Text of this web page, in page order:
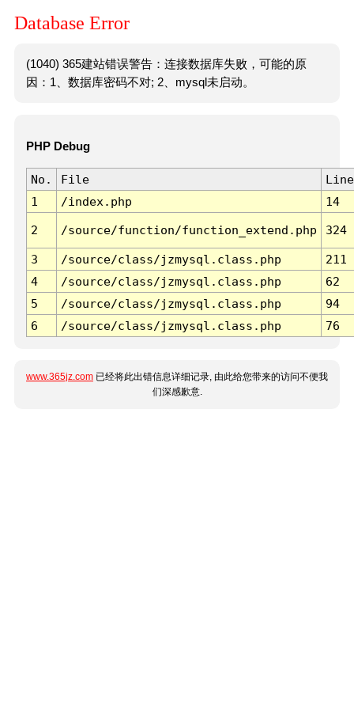
Database Error
(1040) 365建站错误警告：连接数据库失败，可能的原
因：1、数据库密码不对; 2、mysql未启动。
PHP Debug
No. File
Line
1
/index.php 14
2 /source/function/function_extend.php 324
3 /source/class/jzmysql.class.php
211
4
/source/class/jzmysql.class.php
62
5
/source/class/jzmysql.class.php
94
6
/source/class/jzmysql.class.php 76
www.365jz.com 已经将此出错信息详细记录, 由此给您带来的访问不便我
们深感歉意.